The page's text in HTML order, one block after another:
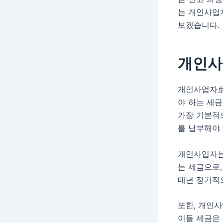
는 개인사
보겠습니다.
개인
개인사업자
야 하는 세
가장 기본
를 납부해야
개인사업자
는 세금으
매년 정기
또한, 개인
이들 세금